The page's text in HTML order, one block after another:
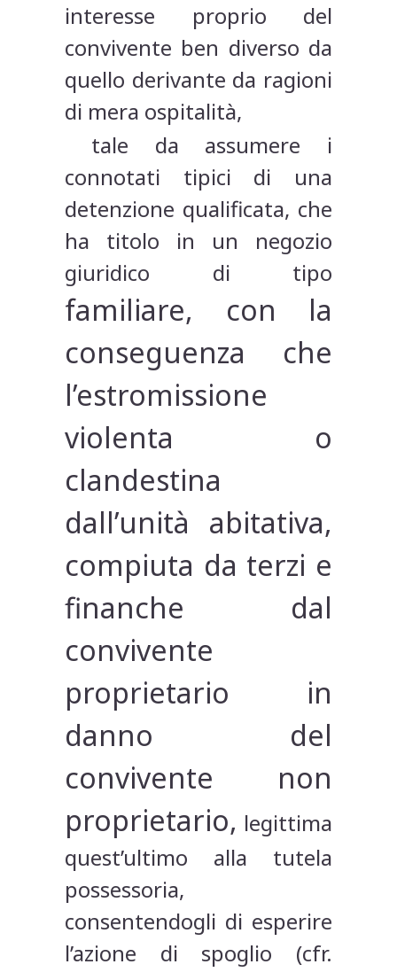
interesse proprio del
convivente ben diverso da
quello derivante da ragioni
di mera ospitalità,
tale da assumere i
connotati tipici di una
detenzione qualificata, che
ha titolo in un negozio
giuridico di tipo
familiare, con la
conseguenza che
l’estromissione
violenta o
clandestina
dall’unità abitativa,
compiuta da terzi e
finanche dal
convivente
proprietario in
danno del
convivente non
proprietario, legittima
quest’ultimo alla tutela
possessoria,
consentendogli di esperire
l’azione di spoglio (cfr.